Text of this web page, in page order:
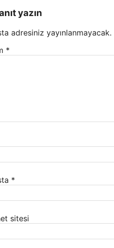
yazın
adresiniz yayınlanmayacak.
*
*
sitesi